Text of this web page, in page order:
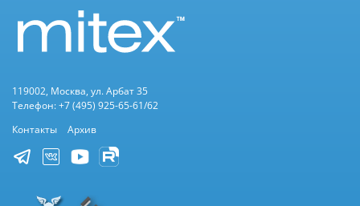
119002, Москва, ул. Арбат 35
Телефон: +7 (495) 925-65-61/62
Контакты
Архив